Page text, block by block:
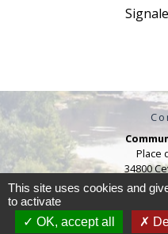
Place
34800
Contact
This site uses cookies and
to activate
OK, accept all